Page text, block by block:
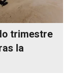
trimestre
la